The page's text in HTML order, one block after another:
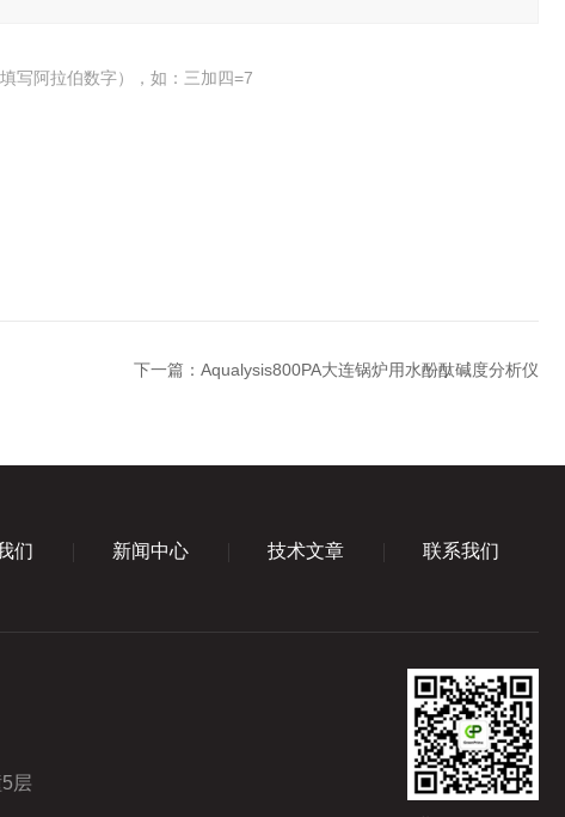
写阿拉伯数字），如：三加四=7
下一篇： Aqualysis800PA大连锅炉用水酚酞碱度分析仪
们 新闻中心 技术文章 联系我们
层